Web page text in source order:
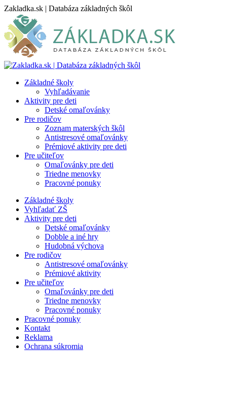
Skip
content
Zakladka.sk | Databáza základných škôl
Základné školy
Vyhľadávanie
Aktivity pre deti
Detské omaľovánky
Pre rodičov
Zoznam materských škôl
Antistresové omaľovánky
Prémiové aktivity pre deti
Pre učiteľov
Omaľovánky pre deti
Triedne menovky
Pracovné ponuky
Základné školy
Vyhľadať ZŠ
Aktivity pre deti
Detské omaľovánky
Dobble a iné hry
Hudobná výchova
Pre rodičov
Antistresové omaľovánky
Prémiové aktivity
Pre učiteľov
Omaľovánky pre deti
Triedne menovky
Pracovné ponuky
Pracovné ponuky
Kontakt
Reklama
Ochrana súkromia